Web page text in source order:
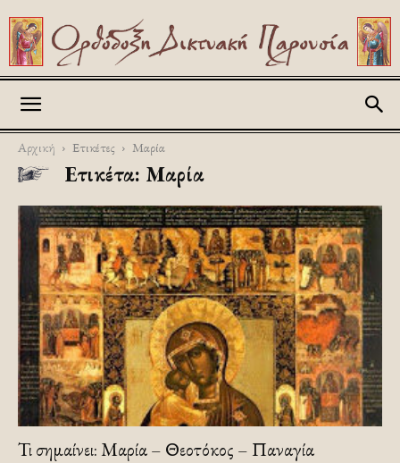
Αρχική Ετικέτες Μαρία
Ετικέτα: Μαρία
Τι σημαίνει: Μαρία – Θεοτόκος – Παναγία